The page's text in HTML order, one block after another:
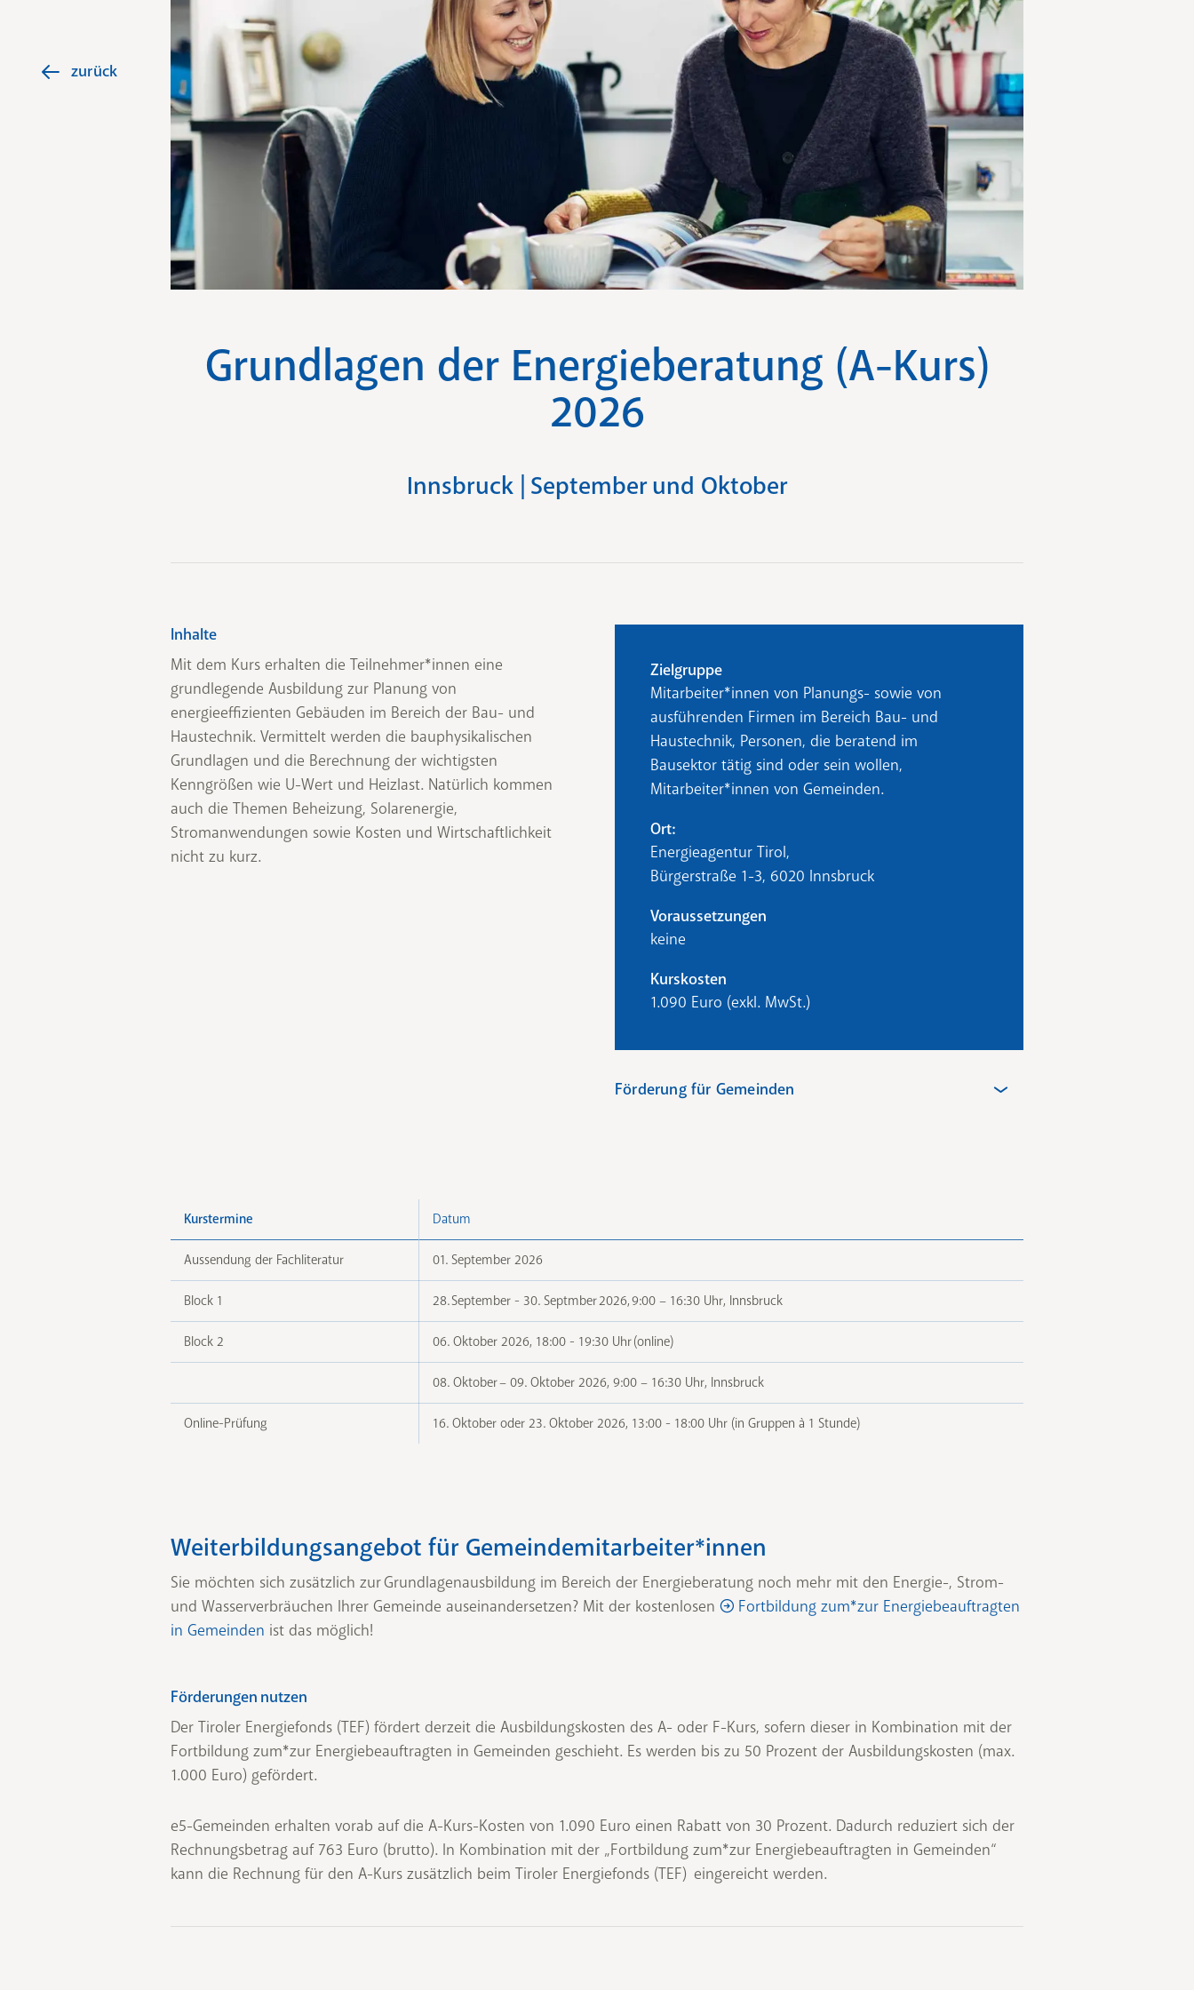
zurück
Grundlagen der Energieberatung (A-Kurs)
2026
Innsbruck | September und Oktober
Inhalte
Mit dem Kurs erhalten die Teilnehmer*innen eine
grundlegende Ausbildung zur Planung von
energieeffizienten Gebäuden im Bereich der Bau- und
Haustechnik. Vermittelt werden die bauphysikalischen
Grundlagen und die Berechnung der wichtigsten
Kenngrößen wie U-Wert und Heizlast. Natürlich kommen
auch die Themen Beheizung, Solarenergie,
Stromanwendungen sowie Kosten und Wirtschaftlichkeit
nicht zu kurz.
Zielgruppe
Mitarbeiter*innen von Planungs- sowie von
ausführenden Firmen im Bereich Bau- und
Haustechnik, Personen, die beratend im
Bausektor tätig sind oder sein wollen,
Mitarbeiter*innen von Gemeinden.
Ort:
Energieagentur Tirol,
Bürgerstraße 1-3, 6020 Innsbruck
Voraussetzungen
keine
Kurskosten
1.090 Euro (exkl. MwSt.)
Förderung für Gemeinden
e5-Gemeinden erhalten vorab auf die A-Kurskosten von
sich der Rechnungsbetrag auf 784 Euro (exkl. MwSt.). In
Kombination mit der „Fortbildung zum*zur
Energiebeauftragten in Gemeinden“ kann die Rechnung für
den A-Kurs zusätzlich beim Tiroler Energiefonds (TEF)
Kurstermine Datum
Aussendung der Fachliteratur 01. September 2026
Block 1 28. September - 30. Septmber 2026, 9:00 – 16:30 Uhr, Innsbruck
Block 2 06. Oktober 2026, 18:00 - 19:30 Uhr (online)
08. Oktober – 09. Oktober 2026, 9:00 – 16:30 Uhr, Innsbruck
Online-Prüfung 16. Oktober oder 23. Oktober 2026, 13:00 - 18:00 Uhr (in Gruppen à 1 Stunde)
Weiterbildungsangebot für Gemeindemitarbeiter*innen
Sie möchten sich zusätzlich zur Grundlagenausbildung im Bereich der Energieberatung noch mehr mit den Energie-, Strom-
und Wasserverbräuchen Ihrer Gemeinde auseinandersetzen? Mit der kostenlosen
Fortbildung zum*zur Energiebeauftragten
in Gemeinden ist das möglich!
Förderungen nutzen
Der Tiroler Energiefonds (TEF) fördert derzeit die Ausbildungskosten des A- oder F-Kurs, sofern dieser in Kombination mit der
Fortbildung zum*zur Energiebeauftragten in Gemeinden geschieht. Es werden bis zu 50 Prozent der Ausbildungskosten (max.
1.000 Euro) gefördert.
e5-Gemeinden erhalten vorab auf die A-Kurs-Kosten von 1.090 Euro einen Rabatt von 30 Prozent. Dadurch reduziert sich der
Rechnungsbetrag auf 763 Euro (brutto). In Kombination mit der „Fortbildung zum*zur Energiebeauftragten in Gemeinden“
kann die Rechnung für den A-Kurs zusätzlich beim Tiroler Energiefonds (TEF) eingereicht werden.